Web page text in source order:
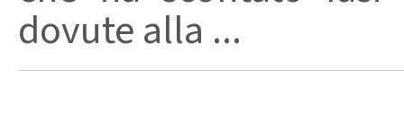
dovute alla ...